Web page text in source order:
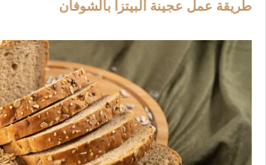
طريقة عمل عجينة البيتزا بالشوفان